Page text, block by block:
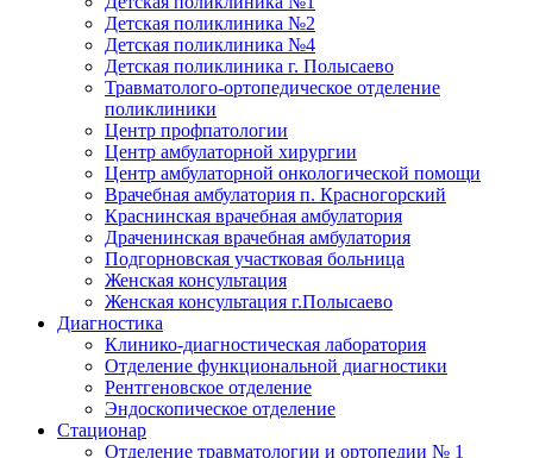
Детская поликлиника №2
Детская поликлиника №4
Детская поликлиника г. Полысаево
Травматолого-ортопедическое отделение
поликлиники
Центр профпатологии
Центр амбулаторной хирургии
Центр амбулаторной онкологической помощи
Врачебная амбулатория п. Красногорский
Краснинская врачебная амбулатория
Драченинская врачебная амбулатория
Подгорновская участковая больница
Женская консультация
Женская консультация г.Полысаево
Диагностика
Клинико-диагностическая лаборатория
Отделение функциональной диагностики
Рентгеновское отделение
Эндоскопическое отделение
Стационар
Отделение травматологии и ортопедии № 1